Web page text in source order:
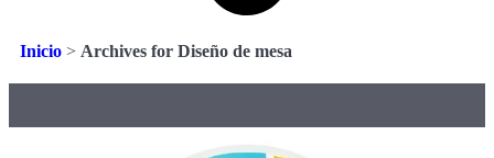
Inicio > Archives for Diseño de mesa